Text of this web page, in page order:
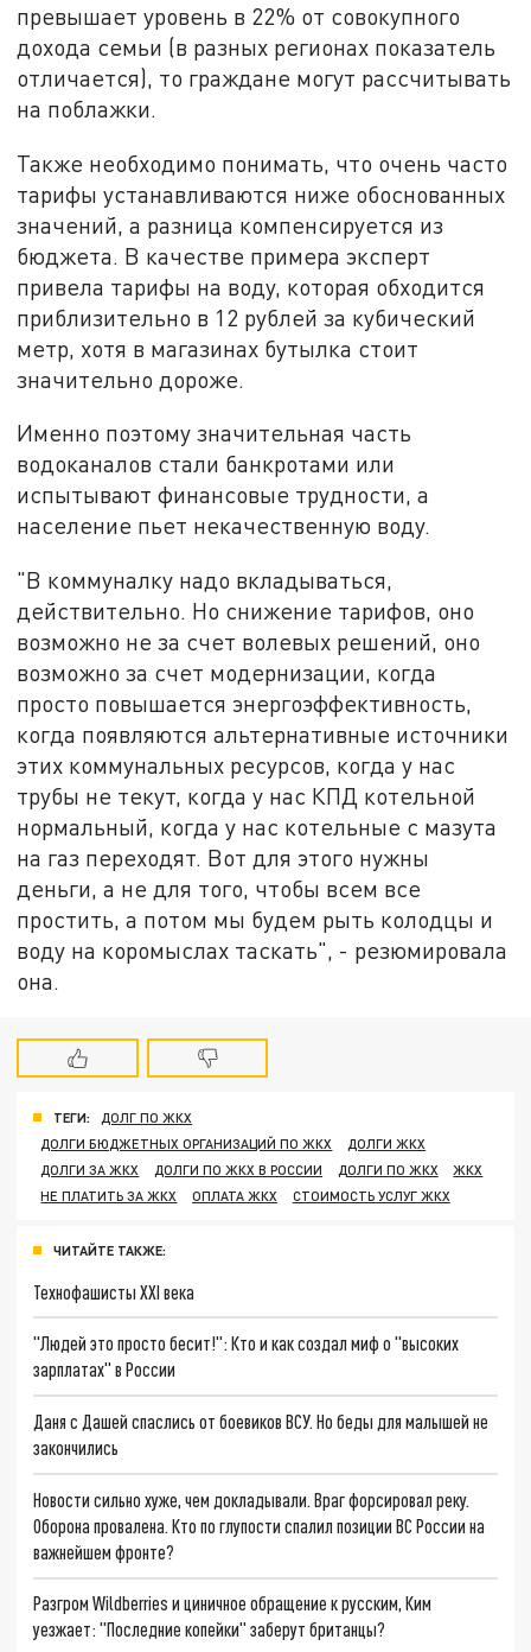
превышает уровень в 22% от совокупного
дохода семьи (в разных регионах показатель
отличается), то граждане могут рассчитывать
на поблажки.
Также необходимо понимать, что очень часто
тарифы устанавливаются ниже обоснованных
значений, а разница компенсируется из
бюджета. В качестве примера эксперт
привела тарифы на воду, которая обходится
приблизительно в 12 рублей за кубический
метр, хотя в магазинах бутылка стоит
значительно дороже.
Именно поэтому значительная часть
водоканалов стали банкротами или
испытывают финансовые трудности, а
население пьет некачественную воду.
"В коммуналку надо вкладываться,
действительно. Но снижение тарифов, оно
возможно не за счет волевых решений, оно
возможно за счет модернизации, когда
просто повышается энергоэффективность,
когда появляются альтернативные источники
этих коммунальных ресурсов, когда у нас
трубы не текут, когда у нас КПД котельной
нормальный, когда у нас котельные с мазута
на газ переходят. Вот для этого нужны
деньги, а не для того, чтобы всем все
простить, а потом мы будем рыть колодцы и
воду на коромыслах таскать", - резюмировала
она.
ТЕГИ:
ДОЛГ ПО ЖКХ
ДОЛГИ БЮДЖЕТНЫХ ОРГАНИЗАЦИЙ ПО ЖКХ
ДОЛГИ ЖКХ
ДОЛГИ ЗА ЖКХ
ДОЛГИ ПО ЖКХ В РОССИИ ДОЛГИ ПО ЖКХ
ЖКХ
НЕ ПЛАТИТЬ ЗА ЖКХ
ОПЛАТА ЖКХ СТОИМОСТЬ УСЛУГ ЖКХ
ЧИТАЙТЕ ТАКЖЕ:
Технофашисты XXI века
"Людей это просто бесит!": Кто и как создал миф о "высоких
зарплатах" в России
Даня с Дашей спаслись от боевиков ВСУ. Но беды для малышей не
закончились
Новости сильно хуже, чем докладывали. Враг форсировал реку.
Оборона провалена. Кто по глупости спалил позиции ВС России на
важнейшем фронте?
Разгром Wildberries и циничное обращение к русским, Ким
уезжает: "Последние копейки" заберут британцы?